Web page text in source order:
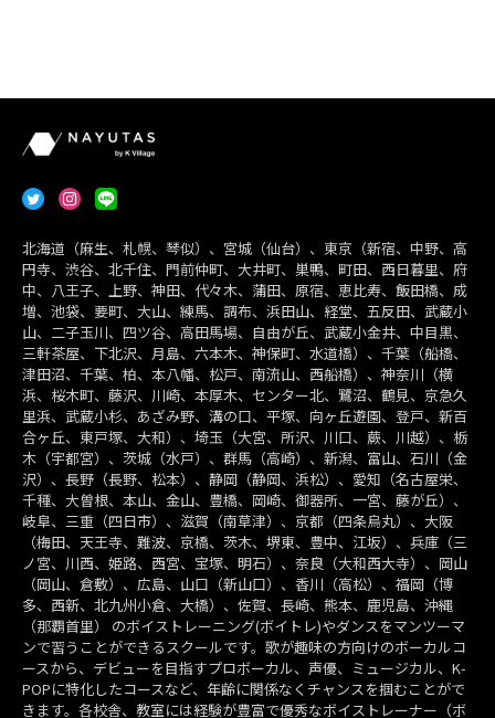
北海道（麻生、札幌、琴似）、宮城（仙台）、東京（新宿、中野、高
円寺、渋谷、北千住、門前仲町、大井町、巣鴨、町田、西日暮里、府
中、八王子、上野、神田、代々木、蒲田、原宿、恵比寿、飯田橋、成
増、池袋、要町、大山、練馬、調布、浜田山、経堂、五反田、武蔵小
山、二子玉川、四ツ谷、高田馬場、自由が丘、武蔵小金井、中目黒、
三軒茶屋、下北沢、月島、六本木、神保町、水道橋）、千葉（船橋、
津田沼、千葉、柏、本八幡、松戸、南流山、西船橋）、神奈川（横
浜、桜木町、藤沢、川崎、本厚木、センター北、鷺沼、鶴見、京急久
里浜、武蔵小杉、あざみ野、溝の口、平塚、向ヶ丘遊園、登戸、新百
合ヶ丘、東戸塚、大和）、埼玉（大宮、所沢、川口、蕨、川越）、栃
木（宇都宮）、茨城（水戸）、群馬（高崎）、新潟、富山、石川（金
沢）、長野（長野、松本）、静岡（静岡、浜松）、愛知（名古屋栄、
千種、大曽根、本山、金山、豊橋、岡崎、御器所、一宮、藤が丘）、
岐阜、三重（四日市）、滋賀（南草津）、京都（四条烏丸）、大阪
（梅田、天王寺、難波、京橋、茨木、堺東、豊中、江坂）、兵庫（三
ノ宮、川西、姫路、西宮、宝塚、明石）、奈良（大和西大寺）、岡山
（岡山、倉敷）、広島、山口（新山口）、香川（高松）、福岡（博
多、西新、北九州小倉、大橋）、佐賀、長崎、熊本、鹿児島、沖縄
（那覇首里） のボイストレーニング(ボイトレ)やダンスをマンツーマ
ンで習うことができるスクールです。歌が趣味の方向けのボーカルコ
ースから、デビューを目指すプロボーカル、声優、ミュージカル、K-
POPに特化したコースなど、年齢に関係なくチャンスを掴むことがで
きます。各校舎、教室には経験が豊富で優秀なボイストレーナー（ボ